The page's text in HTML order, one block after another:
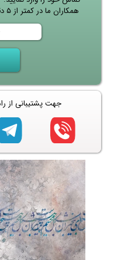
همکاران ما در کمتر از ۵ دقیقه با شما تماس می گیرند.
جهت پشتیبانی از